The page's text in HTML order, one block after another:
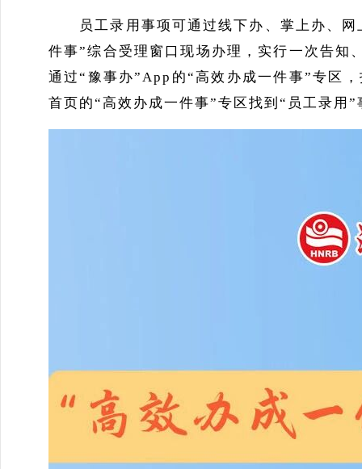
员工录用事项可通过线下办、掌上办、网
件事”综合受理窗口现场办理，实行一次告知
通过“豫事办”App的“高效办成一件事”专区
首页的“高效办成一件事”专区找到“员工录用